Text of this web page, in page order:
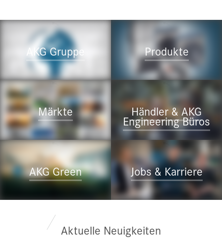
">
AKG Gruppe
">
Produkte
">
Märkte Händler & AKG
Engineering Büros
">
AKG Green
">
Jobs & Karriere
Aktuelle Neuigkeiten